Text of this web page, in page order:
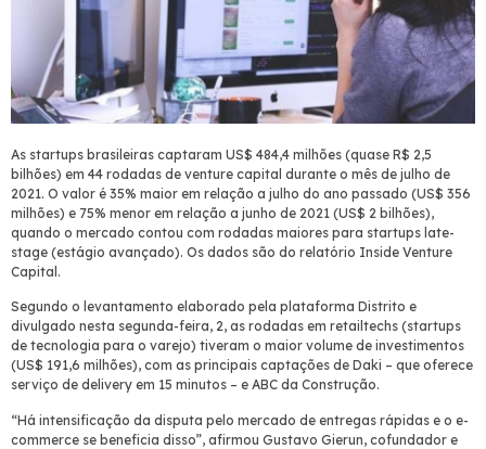
As startups brasileiras captaram US$ 484,4 milhões (quase R$ 2,5
bilhões) em 44 rodadas de venture capital durante o mês de julho de
2021. O valor é 35% maior em relação a julho do ano passado (US$ 356
milhões) e 75% menor em relação a junho de 2021 (US$ 2 bilhões),
quando o mercado contou com rodadas maiores para startups late-
stage (estágio avançado). Os dados são do relatório Inside Venture
Capital.
Segundo o levantamento elaborado pela plataforma Distrito e
divulgado nesta segunda-feira, 2, as rodadas em retailtechs (startups
de tecnologia para o varejo) tiveram o maior volume de investimentos
(US$ 191,6 milhões), com as principais captações de Daki – que oferece
serviço de delivery em 15 minutos – e ABC da Construção.
“Há intensificação da disputa pelo mercado de entregas rápidas e o e-
commerce se beneficia disso”, afirmou Gustavo Gierun, cofundador e